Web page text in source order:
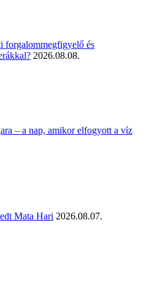
forgalommegfigyelő és
2026.08.08.
– a nap, amikor elfogyott a víz
Mata Hari 2026.08.07.